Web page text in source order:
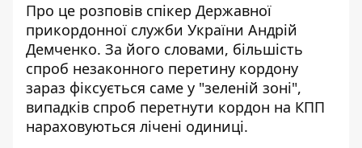
Про це розповів спікер Державної
прикордонної служби України Андрій
Демченко. За його словами, більшість
спроб незаконного перетину кордону
зараз фіксується саме у "зеленій зоні",
випадків спроб перетнути кордон на КПП
нараховуються лічені одиниці.